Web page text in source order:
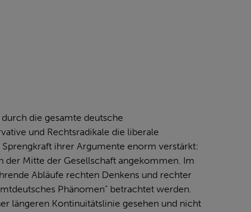
die gesamte deutsche
und Rechtsradikale die liberale
ihrer Argumente enorm verstärkt:
der Mitte der Gesellschaft angekommen. Im
Abläufe rechten Denkens und rechter
Phänomen“ betrachtet werden.
längeren Kontinuitätslinie gesehen und nicht